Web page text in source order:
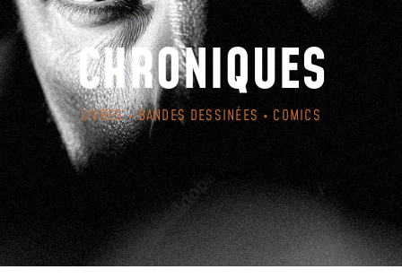
CHRONIQUES
LIVRES • BANDES DESSINÉES • COMICS